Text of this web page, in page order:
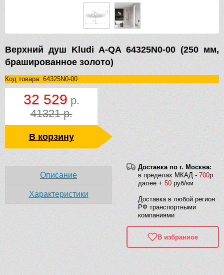
Верхний душ Kludi A-QA 64325N0-00 (250 мм,
брашированное золото)
Код товара: 64325N0-00
32 529 р.
41321 р.
В корзину
Доставка по г. Москва:
в пределах МКАД - 700р
далее + 50 руб/км
Доставка в любой регион
РФ транспортными
компаниями
В избранное
Описание
Характеристики